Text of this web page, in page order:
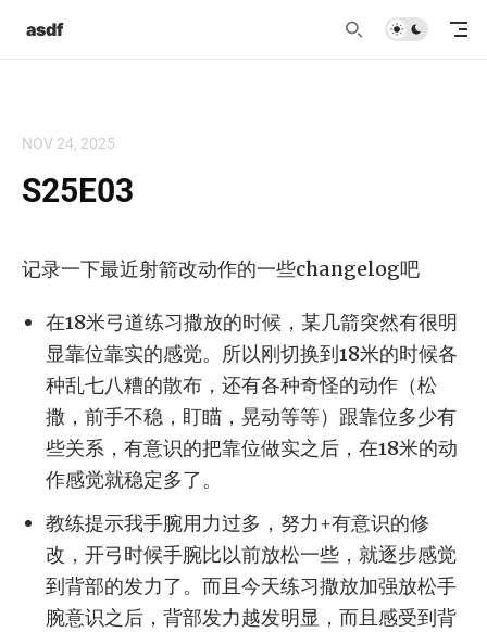
asdf
NOV 24, 2025
S25E03
记录一下最近射箭改动作的一些changelog吧
在18米弓道练习撒放的时候，某几箭突然有很明
显靠位靠实的感觉。所以刚切换到18米的时候各
种乱七八糟的散布，还有各种奇怪的动作（松
撒，前手不稳，盯瞄，晃动等等）跟靠位多少有
些关系，有意识的把靠位做实之后，在18米的动
作感觉就稳定多了。
教练提示我手腕用力过多，努力+有意识的修
改，开弓时候手腕比以前放松一些，就逐步感觉
到背部的发力了。而且今天练习撒放加强放松手
腕意识之后，背部发力越发明显，而且感受到背